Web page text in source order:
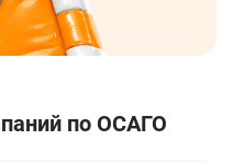
по ОСАГО